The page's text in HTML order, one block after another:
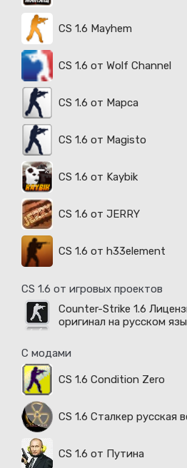
CS 1.6 Mayhem
CS 1.6 от Wolf Channel
CS 1.6 от Марса
CS 1.6 от Magisto
CS 1.6 от Kaybik
CS 1.6 от JERRY
CS 1.6 от h33element
CS 1.6 от игровых проектов
Counter-Strike 1.6
оригинал на русском
С модами
CS 1.6 Condition Zero
CS 1.6 Сталкер русская
CS 1.6 от Путина